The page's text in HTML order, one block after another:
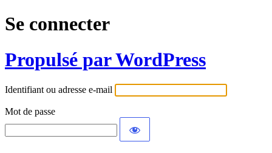
Se connecter
Propulsé par WordPress
Identifiant ou adresse e-mail
Mot de passe